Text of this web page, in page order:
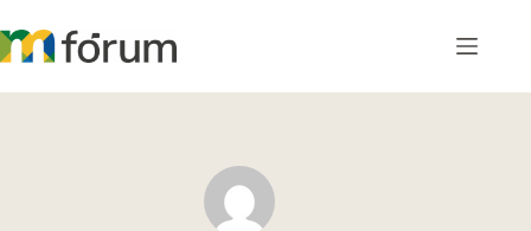
para
o